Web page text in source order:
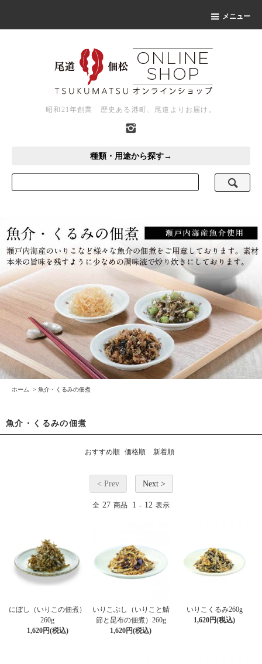
メニュー
昭和21年創業 歴史ある港町、尾道よりお届け。
種類・用途から探す→
ホーム > 魚介・くるみの佃煮
魚介・くるみの佃煮
おすすめ順 価格順 新着順
< Prev Next >
全 27 商品 1 - 12 表示
にぼし（いりこの佃煮）
260g
1,620円(税込)
いりこぶし（いりこと鯖
節と昆布の佃煮）260g
1,620円(税込)
いりこくるみ260g
1,620円(税込)